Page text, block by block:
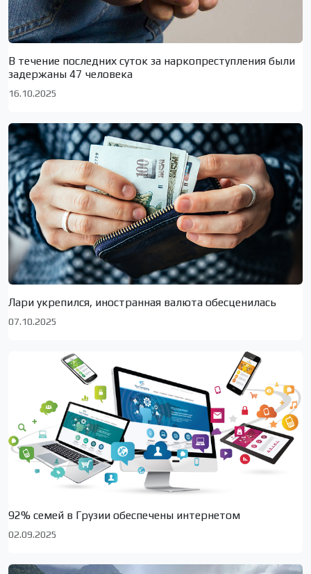
В течение последних суток за наркопреступления были
задержаны 47 человека
16.10.2025
Лари укрепился, иностранная валюта обесценилась
07.10.2025
92% семей в Грузии обеспечены интернетом
02.09.2025